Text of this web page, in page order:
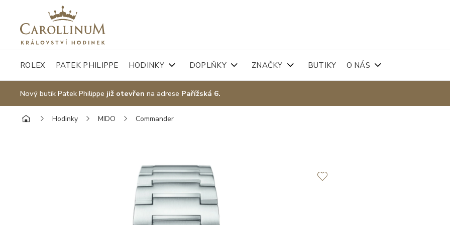
ROLEX PATEK PHILIPPE HODINKY DOPLŇKY ZNAČKY BUTIKY O NÁS
Nový butik Patek Philippe již otevřen na adrese Pařížská 6.
Hodinky MIDO Commander